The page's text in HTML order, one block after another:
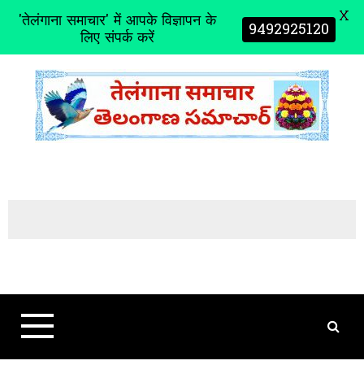
t
'तेलंगाना समाचार' में आपके विज्ञापन के
लिए संपर्क करें 9492925120 X